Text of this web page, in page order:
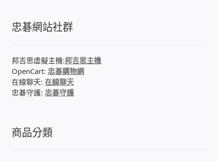
忠碁網站社群
邦吉思虛擬主機:邦吉思主機
OpenCart:忠碁購物網
在線聊天:在線聊天
忠碁守護:忠碁守護
商品分類